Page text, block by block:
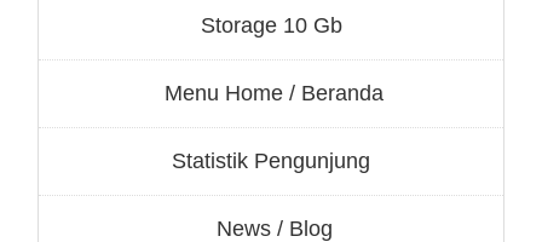
Storage 10 Gb
Menu Home / Beranda
Statistik Pengunjung
News / Blog